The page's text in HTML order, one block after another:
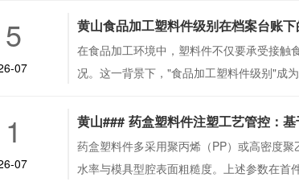
07
黄山食品加工塑料件级别在档案台账
在食品加工环境中，塑料件不仅要承受接触
况。这一背景下，"食品加工塑料件级别"成
07
黄山### 药盒塑料件注塑工艺管控：
药盒塑料件多采用聚丙烯（PP）或高密度
水率与模具型腔表面粗糙度。上述参数在